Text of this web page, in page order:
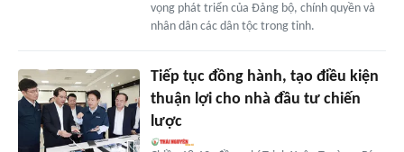
vọng phát triển của Đảng bộ, chính quyền và
nhân dân các dân tộc trong tỉnh.
Tiếp tục đồng hành, tạo điều kiện
thuận lợi cho nhà đầu tư chiến
lược